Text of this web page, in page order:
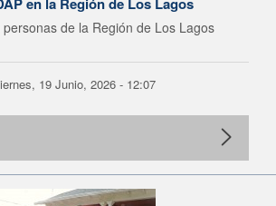
de la Región de Los Lagos
19 Junio, 2026 - 12:07